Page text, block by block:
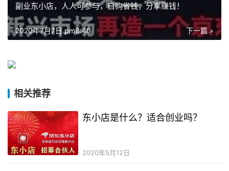
副业东小店，人人可参与，自购省钱，分享赚钱！
下一篇 »
2020年7月7日 pm8:40
相关推荐
东小店是什么？适合创业吗？
2020年5月12日